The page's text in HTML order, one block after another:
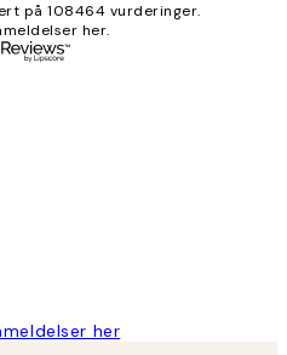
på 108464 vurderinger.
her.
her